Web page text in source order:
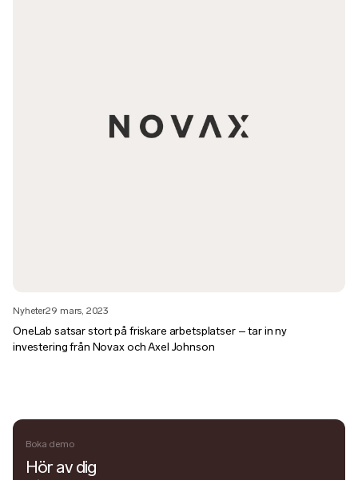
Nyheter29 mars, 2023
OneLab satsar stort på friskare arbetsplatser – tar in ny
investering från Novax och Axel Johnson
Boka demo
Hör av dig